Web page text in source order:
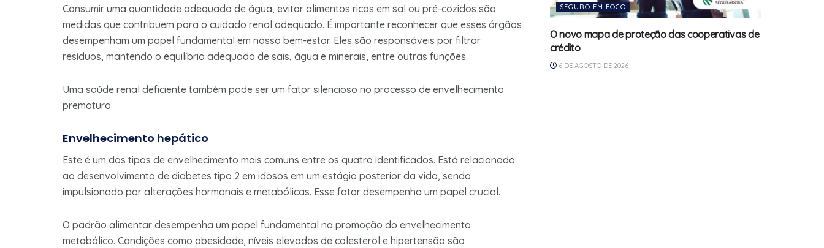
Consumir uma quantidade adequada de água, evitar alimentos ricos em sal ou pré-cozidos são
medidas que contribuem para o cuidado renal adequado. É importante reconhecer que esses órgãos
desempenham um papel fundamental em nosso bem-estar. Eles são responsáveis por filtrar
resíduos, mantendo o equilíbrio adequado de sais, água e minerais, entre outras funções.
Uma saúde renal deficiente também pode ser um fator silencioso no processo de envelhecimento
prematuro.
Envelhecimento hepático
Este é um dos tipos de envelhecimento mais comuns entre os quatro identificados. Está relacionado
ao desenvolvimento de diabetes tipo 2 em idosos em um estágio posterior da vida, sendo
impulsionado por alterações hormonais e metabólicas. Esse fator desempenha um papel crucial.
O padrão alimentar desempenha um papel fundamental na promoção do envelhecimento
metabólico. Condições como obesidade, níveis elevados de colesterol e hipertensão são
SEGURO EM FOCO
O novo mapa de proteção das cooperativas de
crédito
6 DE AGOSTO DE 2026